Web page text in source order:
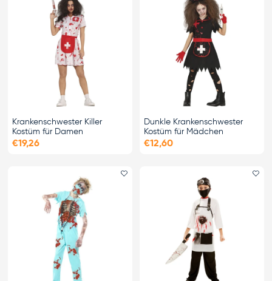
Krankenschwester Killer
Kostüm für Damen
€19,26
Dunkle Krankenschwester
Kostüm für Mädchen
€12,60
Favorit hinzufügen